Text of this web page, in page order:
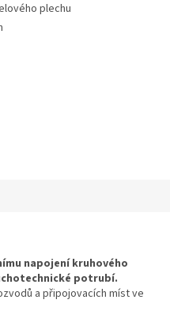
plechu
napojení kruhového
potrubí.
a připojovacích míst ve